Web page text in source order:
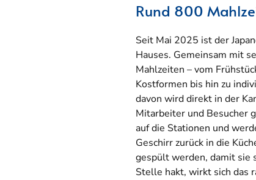
Rund 800
Seit Mai 2025 ist der
Hauses. Gemeinsam mit
Mahlzeiten – vom
Kostformen bis hin zu
davon wird direkt in der
Mitarbeiter und Besucher
auf die Stationen und
Geschirr zurück in die
gespült werden, damit sie
Stelle hakt, wirkt sich das